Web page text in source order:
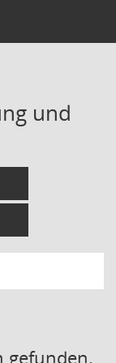
und
gefunden.